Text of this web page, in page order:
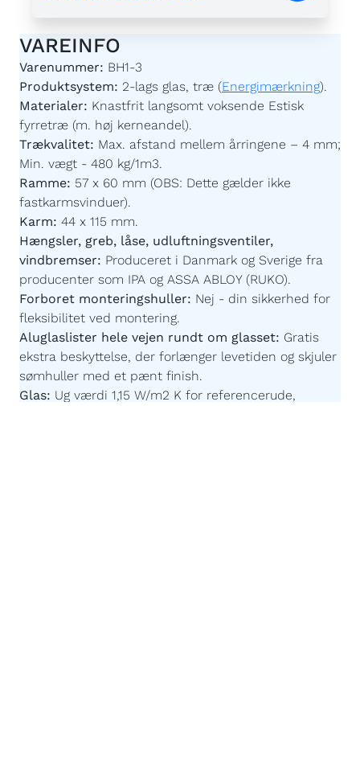
VAREINFO
Varenummer: BH1-3
Produktsystem: 2-lags glas, træ (Energimærkning).
Materialer: Knastfrit langsomt voksende Estisk
fyrretræ (m. høj kerneandel).
Trækvalitet: Max. afstand mellem årringene – 4 mm;
Min. vægt - 480 kg/1m3.
Ramme: 57 x 60 mm (OBS: Dette gælder ikke
fastkarmsvinduer).
Karm: 44 x 115 mm.
Hængsler, greb, låse, udluftningsventiler,
vindbremser: Produceret i Danmark og Sverige fra
producenter som IPA og ASSA ABLOY (RUKO).
Forboret monteringshuller: Nej - din sikkerhed for
fleksibilitet ved montering.
Aluglaslister hele vejen rundt om glasset: Gratis
ekstra beskyttelse, der forlænger levetiden og skjuler
sømhuller med et pænt finish.
Glas: Ug værdi 1,15 W/m2 K for referencerude,